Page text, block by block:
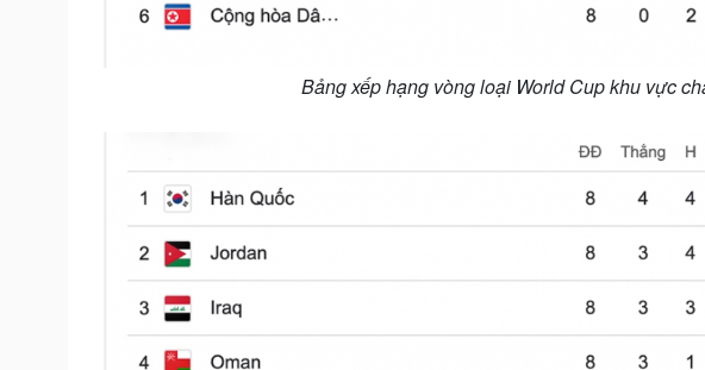
Bảng xếp hạng vòng loại World Cup khu vực